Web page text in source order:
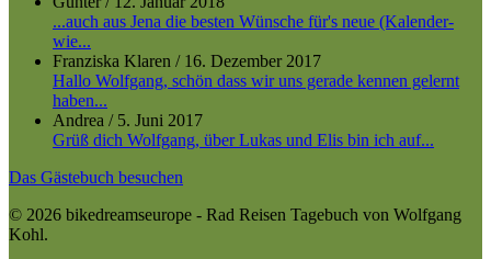
...auch aus Jena die besten Wünsche für's neue (Kalender-
wie...
Franziska Klaren / 16. Dezember 2017
Hallo Wolfgang, schön dass wir uns gerade kennen gelernt
haben...
Andrea / 5. Juni 2017
Grüß dich Wolfgang, über Lukas und Elis bin ich auf...
Das Gästebuch besuchen
© 2026 bikedreamseurope - Rad Reisen Tagebuch von Wolfgang
Kohl.